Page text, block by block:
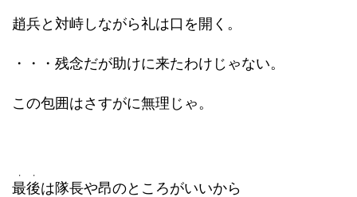
趙兵と対峙しながら礼は口を開く。
・・・残念だが助けに来たわけじゃない。
この包囲はさすがに無理じゃ。
最後
・・
は隊長や昂のところがいいから